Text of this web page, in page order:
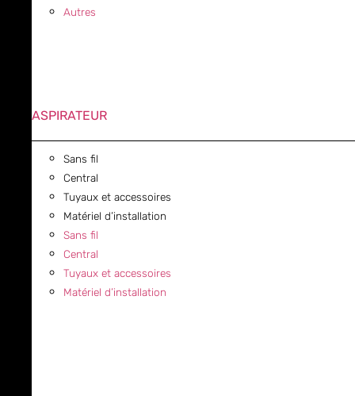
Autres
ASPIRATEUR
Sans fil
Central
Tuyaux et accessoires
Matériel d’installation
Sans fil
Central
Tuyaux et accessoires
Matériel d’installation